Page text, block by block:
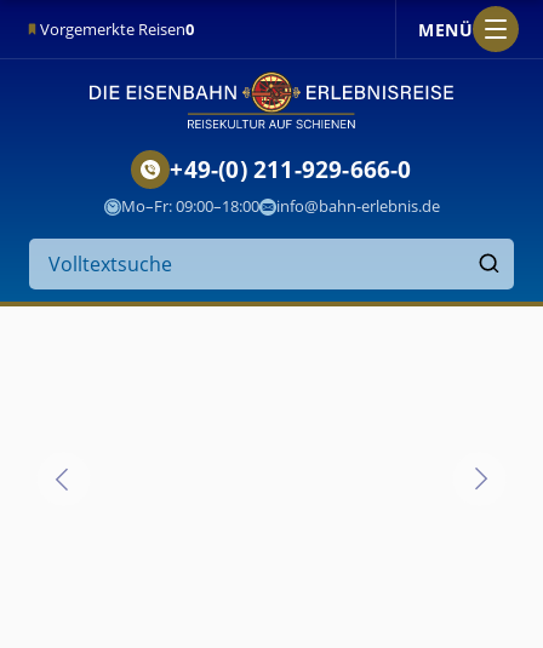
Vorgemerkte Reisen0 MENÜ
Suche
auf
der
Finden
+49-(0) 211-929-666-0
Mo–Fr: 09:00–18:00 info@bahn-erlebnis.de